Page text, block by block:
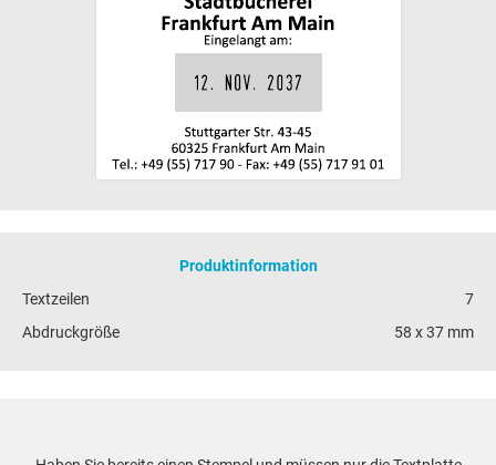
Produktinformation
Textzeilen
7
Abdruckgröße
58 x 37 mm